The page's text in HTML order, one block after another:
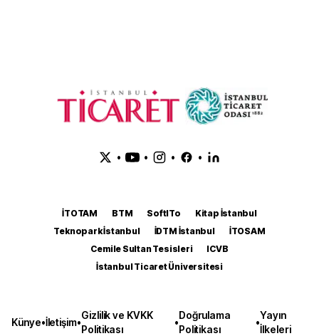
• • • •
İTOTAM BTM SoftITo
Kitap İstanbul
Teknopark İstanbul
İDTM İstanbul
İTOSAM
Cemile Sultan Tesisleri
ICVB
İstanbul Ticaret Üniversitesi
Künye•İletişim•
Gizlilik ve KVKK
Politikası
•
Doğrulama
Politikası
•
Yayın
İlkeleri